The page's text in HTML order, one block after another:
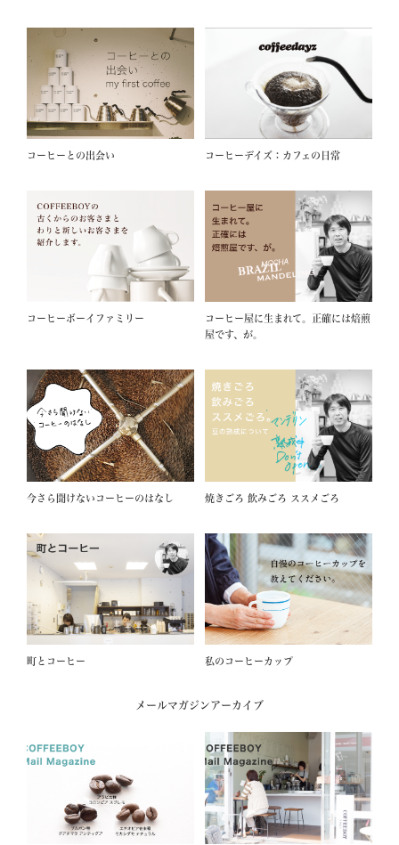
コーヒーとの出会い コーヒーデイズ：カフェの日常
コーヒーボーイファミリー
コーヒー屋に生まれて。正確には焙煎
屋です、が。
今さら聞けないコーヒーのはなし 焼きごろ 飲みごろ ススメごろ
町とコーヒー 私のコーヒーカップ
メールマガジンアーカイブ